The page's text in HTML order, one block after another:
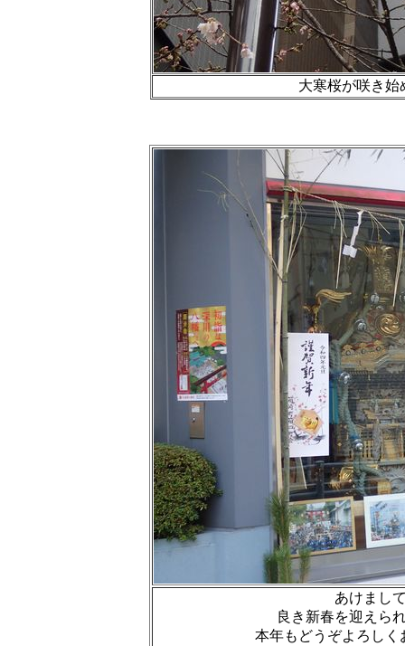
大寒桜が咲き始
あけまし
良き新春を迎えら
本年もどうぞよろしく